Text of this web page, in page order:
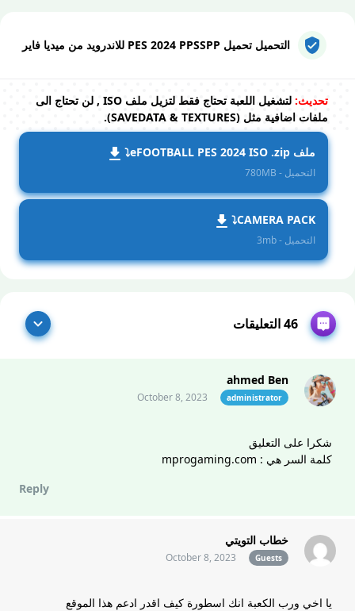
التحميل تحميل PES 2024 PPSSPP للاندرويد من ميديا فاير
تحديث:
لتشغيل اللعبة تحتاج فقط لتزيل ملف ISO , لن تحتاج الى
ملفات اضافية مثل (SAVEDATA & TEXTURES).
ملف eFOOTBALL PES 2024 ISO .zip⤵️
التحميل - 780MB
CAMERA PACK⤵️
التحميل - 3mb
46 التعليقات
ahmed Ben
administrator
October 8, 2023
شكرا على التعليق
كلمة السر هي : mprogaming.com
Reply
خطاب التويتي
Guests
October 8, 2023
يا اخي ورب الكعبة انك اسطورة كيف اقدر ادعم هذا الموقع